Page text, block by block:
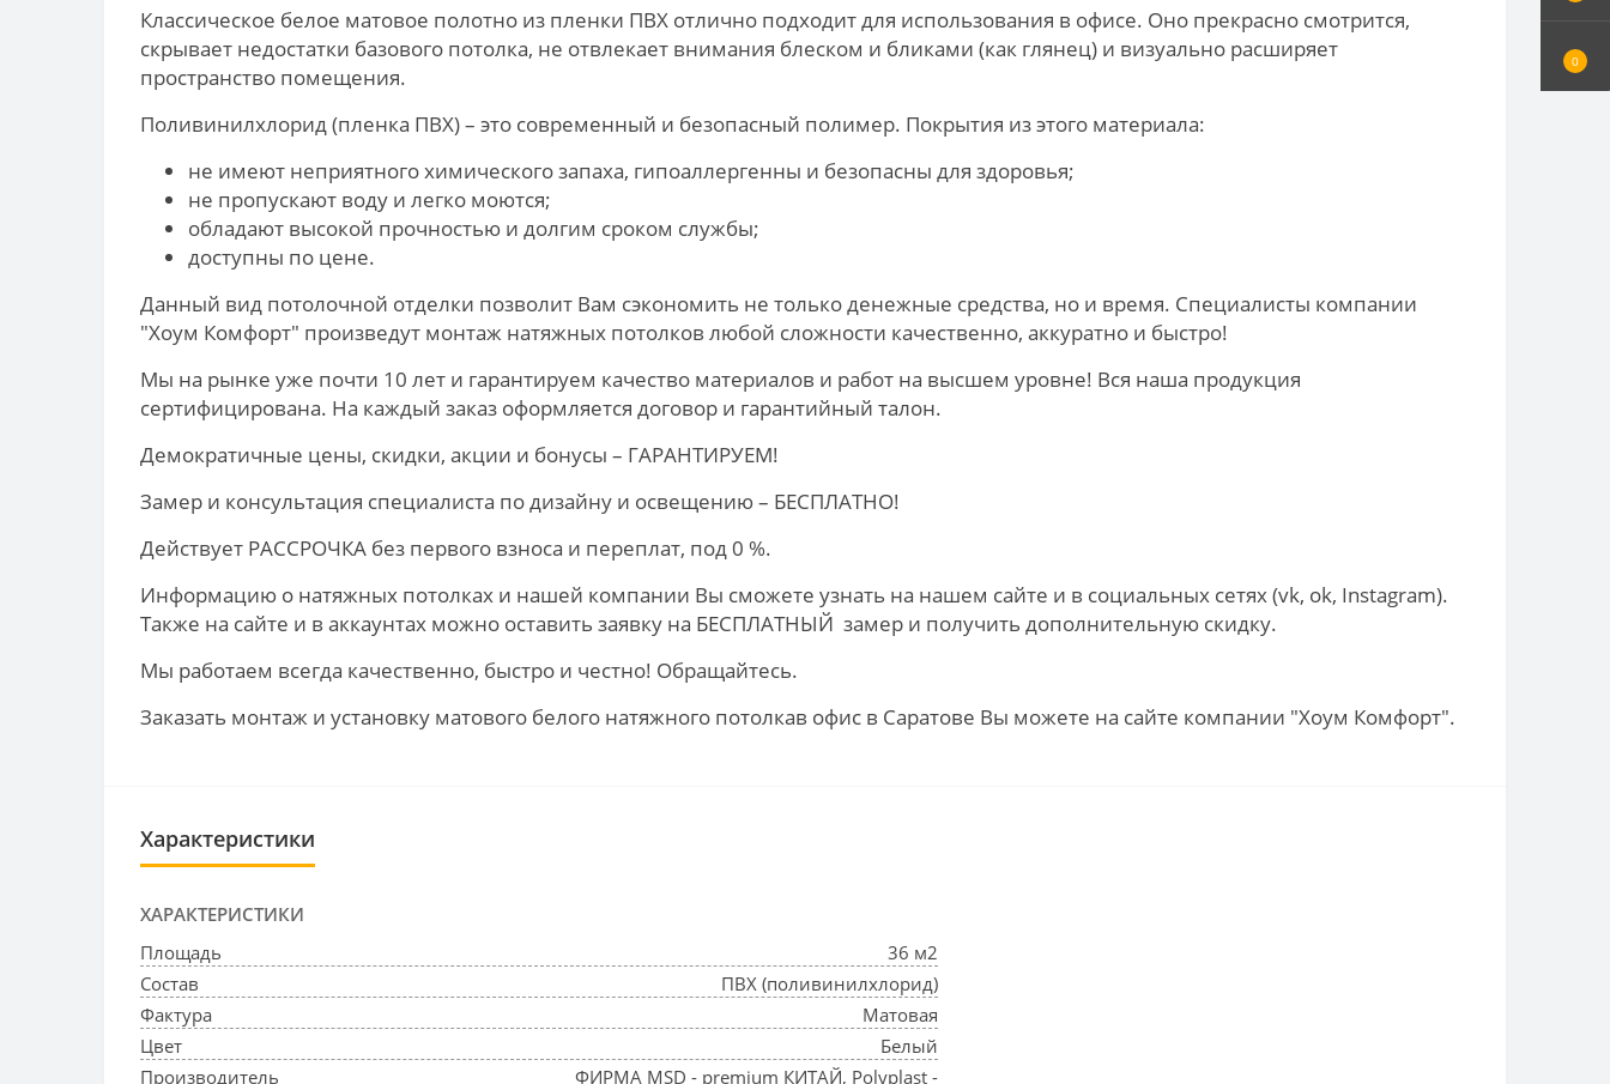
0
Классическое белое матовое полотно из пленки ПВХ отлично подходит для использования в офисе. Оно прекрасно смотрится,
скрывает недостатки базового потолка, не отвлекает внимания блеском и бликами (как глянец) и визуально расширяет
пространство помещения.
Поливинилхлорид (пленка ПВХ) – это современный и безопасный полимер. Покрытия из этого материала:
не имеют неприятного химического запаха, гипоаллергенны и безопасны для здоровья;
не пропускают воду и легко моются;
обладают высокой прочностью и долгим сроком службы;
доступны по цене.
Данный вид потолочной отделки позволит Вам сэкономить не только денежные средства, но и время. Специалисты компании
"Хоум Комфорт" произведут монтаж натяжных потолков любой сложности качественно, аккуратно и быстро!
Мы на рынке уже почти 10 лет и гарантируем качество материалов и работ на высшем уровне! Вся наша продукция
сертифицирована. На каждый заказ оформляется договор и гарантийный талон.
Демократичные цены, скидки, акции и бонусы – ГАРАНТИРУЕМ!
Замер и консультация специалиста по дизайну и освещению – БЕСПЛАТНО!
Действует РАССРОЧКА без первого взноса и переплат, под 0 %.
Информацию о натяжных потолках и нашей компании Вы сможете узнать на нашем сайте и в социальных сетях (vk, ok, Instagram).
Также на сайте и в аккаунтах можно оставить заявку на БЕСПЛАТНЫЙ замер и получить дополнительную скидку.
Мы работаем всегда качественно, быстро и честно! Обращайтесь.
Заказать монтаж и установку матового белого натяжного потолкав офис в Саратове Вы можете на сайте компании "Хоум Комфорт".
Характеристики
ХАРАКТЕРИСТИКИ
Площадь
36 м2
Состав
ПВХ (поливинилхлорид)
Фактура
Матовая
Цвет
Белый
Производитель
ФИРМА MSD - premium КИТАЙ, Polyplast -